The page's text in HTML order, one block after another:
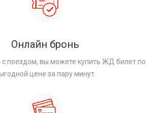
Онлайн бронь
поездом, вы можете купить ЖД билет по
цене за пару минут.